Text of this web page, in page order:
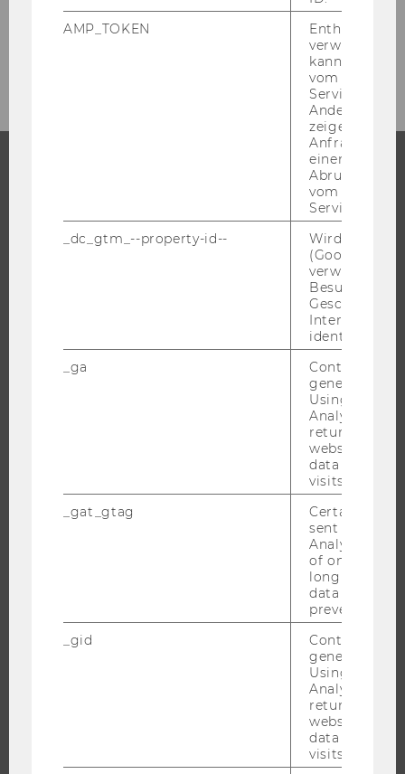
INTERNATIONALE UND INCOMING EXCHANGE STUDIERENDE
ANGEBOTE FÜR SCHULEN UND STUDIENINTERESSIERTE
IMPACT DER FORSCHUNG
UNIVERSITÄT
AMP_TOKEN
Enthält ein
verwendet
kann, um
vom AMP-
Service
Andere
zeigen Opt-
Anfrage im
einen Fehler
Abrufen
vom AMP
Service an.
_dc_gtm_--property-id--
Wird von
(Google Tag
verwendet,
Besucher
Geschlecht
Interessen zu
identifizieren.
_ga
Contains a
generated
Using this
Analytics can
returning
website and
data from
visits.
_gat_gtag
Certain data
sent to
Analytics a
of once per
long as it is
data
prevented.
_gid
Contains a
generated
Using this
Analytics can
returning
website and
data from
visits.